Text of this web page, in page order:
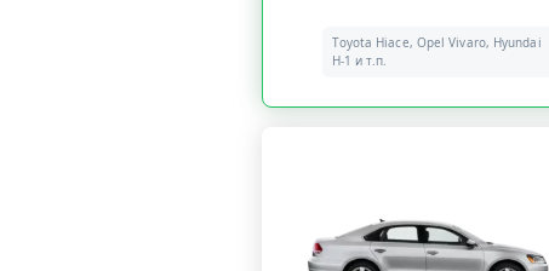
Toyota Hiace, Opel Vivaro, Hyundai
H-1 и т.п.